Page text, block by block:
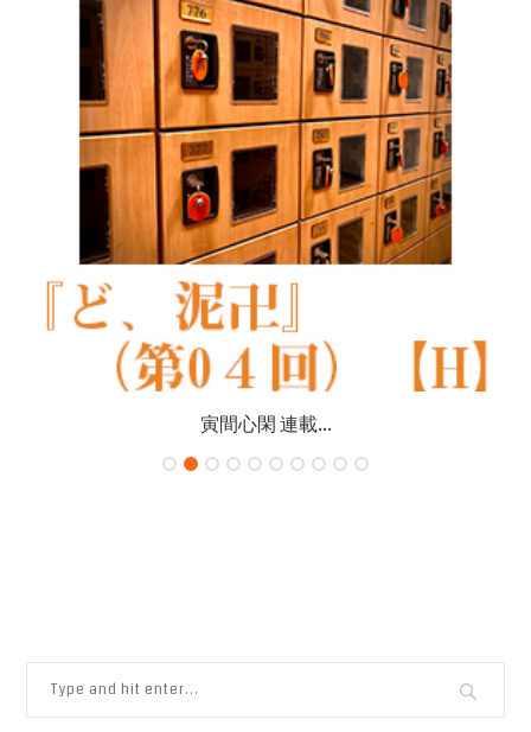
寅間心閑 連載...